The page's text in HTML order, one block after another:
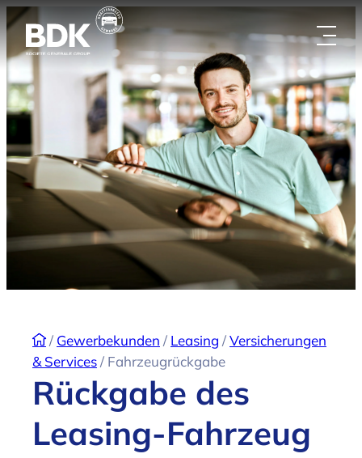
Zum
Inhalt
springen
/ Gewerbekunden / Leasing /Versicherungen
& Services/ Fahrzeugrückgabe
Rückgabe des
Leasing-Fahrzeug